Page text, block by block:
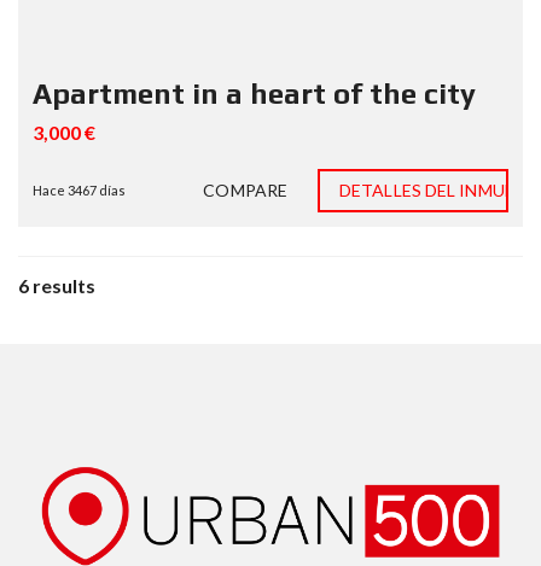
Apartment in a heart of the city
3,000 €
Hace 3467 días COMPARE DETALLES DEL
6 results